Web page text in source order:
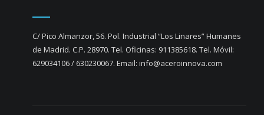
C/ Pico Almanzor, 56. Pol. Industrial “Los Linares” Humanes
de Madrid. C.P. 28970. Tel. Oficinas: 911385618. Tel. Móvil:
629034106 / 630230067. Email: info@aceroinnova.com